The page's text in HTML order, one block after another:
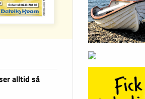
alltid så